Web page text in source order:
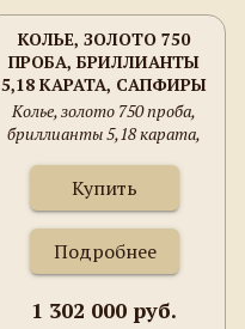
КОЛЬЕ, ЗОЛОТО 750
ПРОБА, БРИЛЛИАНТЫ
5,18 КАРАТА, САПФИРЫ
0,54 КАРАТА,
АМЕТИСТЫ 16КАРАТ .
Колье, золото 750 проба,
бриллианты 5,18 карата,
аметисты 16карат . 427мм.
70.5 грамма.
Купить
Подробнее
1 302 000 руб.